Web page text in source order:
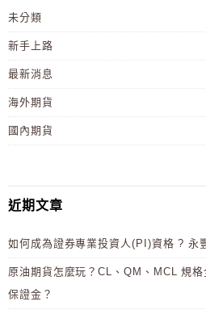
未分類
新手上路
最新消息
海外期貨
國內期貨
近期文章
如何成為證券專業投資人(PI)資格 ? 永
原油期貨怎麼玩？CL、QM、MCL 規
保證金？